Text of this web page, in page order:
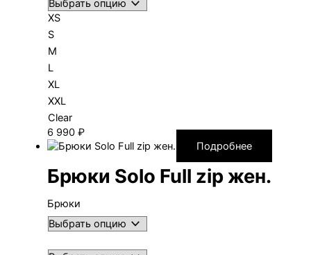
XS
S
M
L
XL
XXL
Clear
6 990 ₽
Подробнее
Брюки Solo Full zip жен.
Брюки